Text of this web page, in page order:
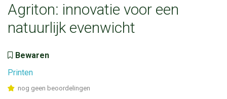
Agriton: innovatie voor een
natuurlijk evenwicht
Bewaren
Printen
nog geen beoordelingen